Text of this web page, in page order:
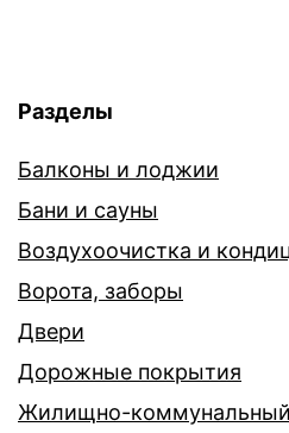
Разделы
Балконы и лоджии
Бани и сауны
Воздухоочистка и
Ворота, заборы
Двери
Дорожные покрытия
Жилищно-коммунальный